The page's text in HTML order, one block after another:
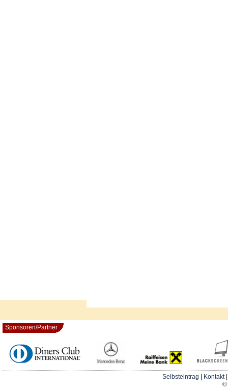
Sponsoren/Partner
Selbsteintrag Kontakt
©